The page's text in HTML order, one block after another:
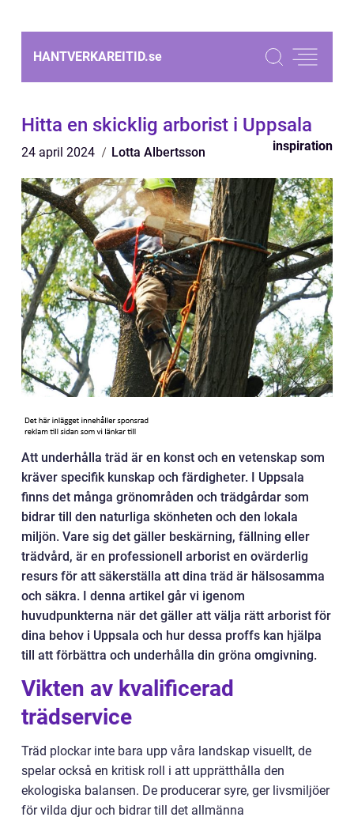
HANTVERKAREITID.se
Hitta en skicklig arborist i Uppsala
24 april 2024 Lotta Albertsson inspiration
Att underhålla träd är en konst och en vetenskap som
kräver specifik kunskap och färdigheter. I Uppsala
finns det många grönområden och trädgårdar som
bidrar till den naturliga skönheten och den lokala
miljön. Vare sig det gäller beskärning, fällning eller
trädvård, är en professionell arborist en ovärderlig
resurs för att säkerställa att dina träd är hälsosamma
och säkra. I denna artikel går vi igenom
huvudpunkterna när det gäller att välja rätt arborist för
dina behov i Uppsala och hur dessa proffs kan hjälpa
till att förbättra och underhålla din gröna omgivning.
Vikten av kvalificerad
trädservice
Träd plockar inte bara upp våra landskap visuellt, de
spelar också en kritisk roll i att upprätthålla den
ekologiska balansen. De producerar syre, ger livsmiljöer
för vilda djur och bidrar till det allmänna